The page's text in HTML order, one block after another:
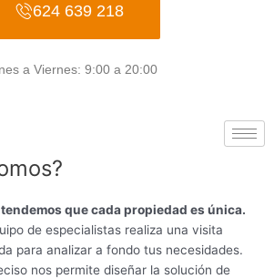
624 639 218
a Viernes: 9:00 a 20:00
que cada propiedad es única.
de especialistas realiza una visita
para analizar a fondo tus necesidades.
nos permite diseñar la solución de